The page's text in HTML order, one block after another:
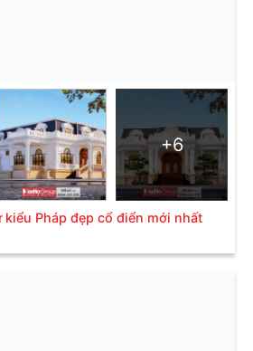
+6
Pháp đẹp cổ điển mới nhất